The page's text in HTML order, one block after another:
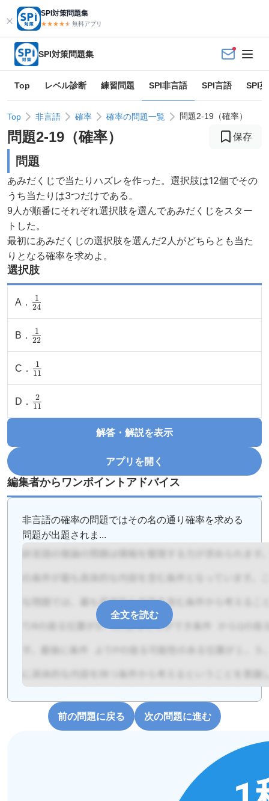
SPI対策問題集
★★★★★
★ 無料アプリ
SPI対策問題集
Top レベル診断 練習問題 SPI非言語 SPI言語 SPI
Top 非言語 確率 確率の問題一覧 問題2-19（確率）
問題2-19 （確率） 保存
問題
あみだくじで当たりハズレを作った。選択肢は12個でその
うち当たりは3つだけである。
9人が順番にそれぞれ選択肢を選んであみだくじをスター
トした。
最初にあみだくじの選択肢を選んだ2人がどちらとも当た
りとなる確率を求めよ。
選択肢
A ． \
(\frac{1}
{24}\)
24
1
B ． \
(\frac{1}
{22}\)
22
1
C ． \
(\frac{1}
{11}\)
11
1
D ． \
(\frac{2}
11
2
解答・解説を表示
アプリを開く
編集者からワンポイントアドバイス
非言語の確率の問題ではその名の通り確率を求める
問題が出題されま...
全文を読む
前の問題に戻る 次の問題に進む